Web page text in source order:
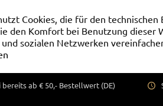
Cookies, die für den
den Komfort bei Benutzung
sozialen Netzwerken
ab € 50,- Bestellwert (DE)